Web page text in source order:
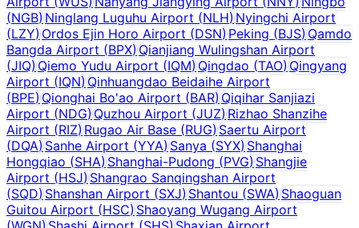
(NGB)Ninglang Luguhu Airport (NLH) Nyingchi Airport
(LZY)Ordos Ejin Horo Airport (DSN) Peking (BJS) Qamdo
Bangda Airport (BPX)Qianjiang Wulingshan Airport
(JIQ)Qiemo Yudu Airport (IQM) Qingdao (TAO) Qingyang
Airport (IQN)Qinhuangdao Beidaihe Airport
(BPE)Qionghai Bo'ao Airport (BAR) Qiqihar Sanjiazi
Airport (NDG)Quzhou Airport (JUZ) Rizhao Shanzihe
Airport (RIZ)Rugao Air Base (RUG) Saertu Airport
(DQA)Sanhe Airport (YYA) Sanya (SYX) Shanghai
Hongqiao (SHA)Shanghai-Pudong (PVG) Shangjie
Airport (HSJ)Shangrao Sanqingshan Airport
(SQD)Shanshan Airport (SXJ) Shantou (SWA)Shaoguan
Guitou Airport (HSC)Shaoyang Wugang Airport